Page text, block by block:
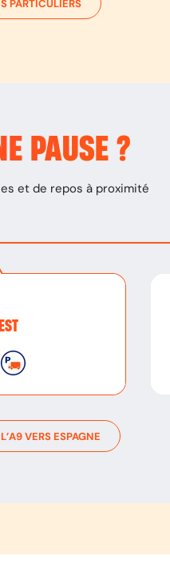
PARTICULIERS
PAUSE ?
et de repos à proximité
A9VERS ESPAGNE